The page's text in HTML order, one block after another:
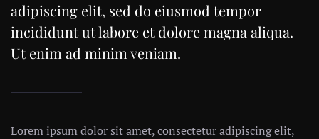
adipiscing elit, sed do eiusmod tempor
incididunt ut labore et dolore magna aliqua.
Ut enim ad minim veniam.
Lorem ipsum dolor sit amet, consectetur adipiscing elit,